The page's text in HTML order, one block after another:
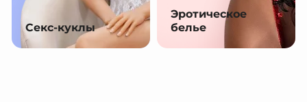
Секс-куклы
Эротическое
белье